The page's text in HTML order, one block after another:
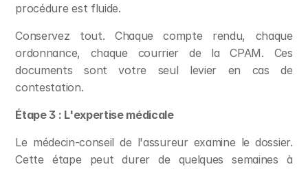
procédure est fluide.
Conservez tout. Chaque compte rendu, chaque
ordonnance, chaque courrier de la CPAM. Ces
documents sont votre seul levier en cas de
contestation.
Étape 3 : L'expertise médicale
Le médecin-conseil de l'assureur examine le dossier.
Cette étape peut durer de quelques semaines à